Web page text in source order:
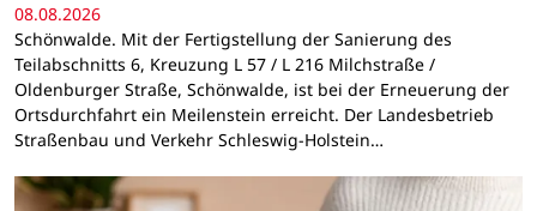
08.08.2026
Schönwalde. Mit der Fertigstellung der Sanierung des
Teilabschnitts 6, Kreuzung L 57 / L 216 Milchstraße /
Oldenburger Straße, Schönwalde, ist bei der Erneuerung der
Ortsdurchfahrt ein Meilenstein erreicht. Der Landesbetrieb
Straßenbau und Verkehr Schleswig-Holstein…